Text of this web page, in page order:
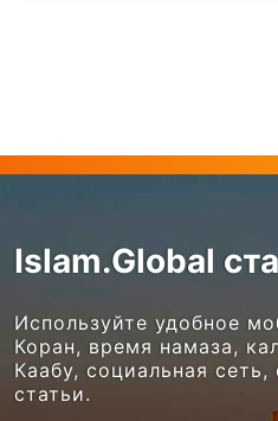
Islam.Global
Используйте удобное
Коран, время намаза,
Каабу, социальная
статьи.